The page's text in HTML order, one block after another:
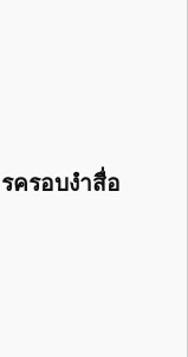
ครอบงำสื่อ